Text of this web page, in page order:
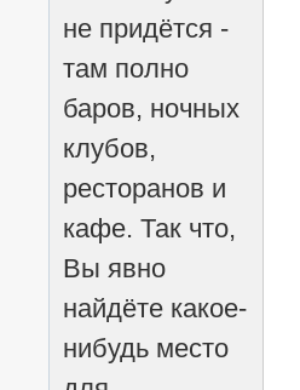
не придётся -
там полно
баров, ночных
клубов,
ресторанов и
кафе. Так что,
Вы явно
найдёте какое-
нибудь место